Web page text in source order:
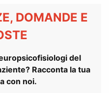
DOMANDE E
del
Racconta la tua
con noi.